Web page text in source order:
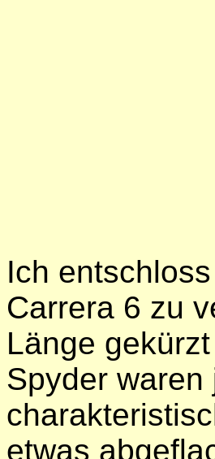
Ich
Carrera 6 zu
Länge
Spyder
etwas